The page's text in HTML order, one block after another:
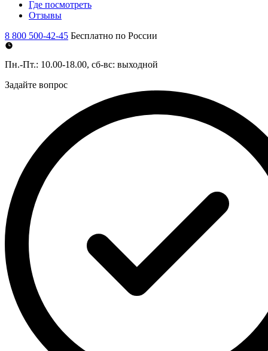
Где посмотреть
Отзывы
8 800 500-42-45 Бесплатно по России
Пн.-Пт.: 10.00-18.00, сб-вс: выходной
Задайте вопрос